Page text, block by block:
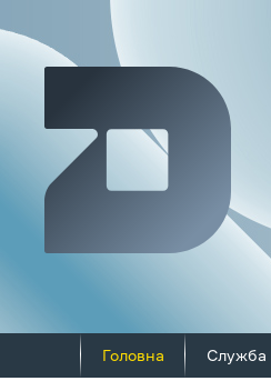
Головна Служба